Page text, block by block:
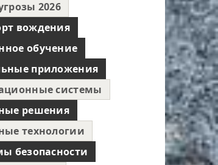
2026
вождения
обучение
приложения
системы
решения
технологии
безопасности